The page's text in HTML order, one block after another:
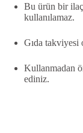
Bu ürün bir
kullanılamaz.
Gıda takviyesi
Kullanmadan
ediniz.